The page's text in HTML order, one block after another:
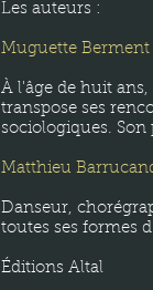
Les auteurs :
Muguette Berment
À l'âge de huit
transpose ses
sociologiques. Son
Matthieu
Danseur,
toutes ses formes
Éditions Altal